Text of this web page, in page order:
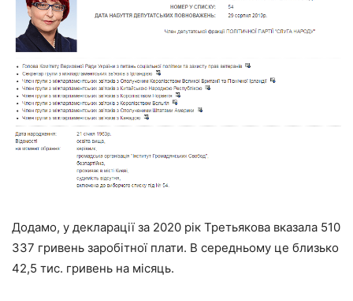
Додамо, у декларації за 2020 рік Третьякова вказала 510
337 гривень заробітної плати. В середньому це близько
42,5 тис. гривень на місяць.